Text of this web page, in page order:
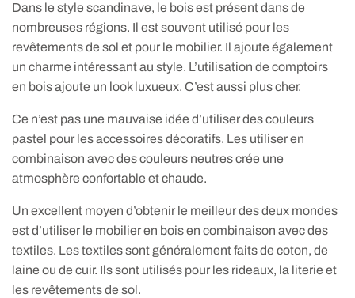
Dans le style scandinave, le bois est présent dans de
nombreuses régions. Il est souvent utilisé pour les
revêtements de sol et pour le mobilier. Il ajoute également
un charme intéressant au style. L’utilisation de comptoirs
en bois ajoute un look luxueux. C’est aussi plus cher.
Ce n’est pas une mauvaise idée d’utiliser des couleurs
pastel pour les accessoires décoratifs. Les utiliser en
combinaison avec des couleurs neutres crée une
atmosphère confortable et chaude.
Un excellent moyen d’obtenir le meilleur des deux mondes
est d’utiliser le mobilier en bois en combinaison avec des
textiles. Les textiles sont généralement faits de coton, de
laine ou de cuir. Ils sont utilisés pour les rideaux, la literie et
les revêtements de sol.